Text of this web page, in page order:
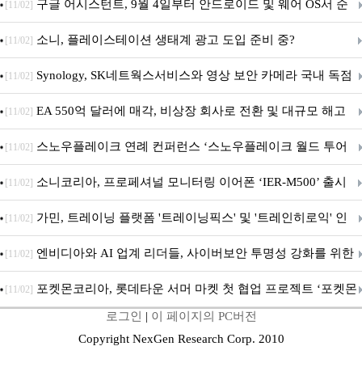
[11/02] 구글 어시스턴트, 9월 4일부터 안드로이드 및 웨어 OS서 순
차 서비스 종료
[11/02] 소니, 플레이스테이션 생태계 광고 도입 준비 중?
[11/02] Synology, SK네트웍스서비스와 영상 보안 카메라 국내 독점
판매 파트너십 체결
[11/02] EA 550억 달러에 매각, 비상장 회사로 전환 및 대규모 해고
전망
[11/02] 스노우플레이크 연례 컨퍼런스 ‘스노우플레이크 월드 투어
서울’ 개최
[11/02] 소니코리아, 프로페셔널 모니터링 이어폰 ‘IER-M500’ 출시
[11/02] 가민, 트레이닝 플랫폼 '트레이닝픽스' 및 '트레인히로익' 인
수로 선수와 코치에 맞춤형 훈련 지원 확대
[11/02] 엔비디아와 AI 업계 리더들, 사이버보안 투명성 강화를 위한
SAFE 가이드라인 제안
[11/02] 포켓몬코리아, 롯데타운 서머 마켓 첫 협업 프로젝트 ‘포켓몬
로그인 | 이 페이지의 PC버전
Copyright NexGen Research Corp. 2010